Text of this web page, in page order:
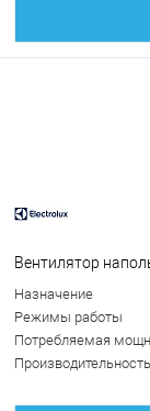
Вентилятор
Назначение
Режимы работы
Потребляемая